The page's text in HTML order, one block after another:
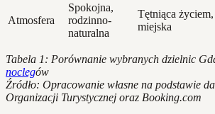
Atmosfera
Spokojna,
rodzinno-
naturalna
Tętniąca życiem,
miejska
Tabela 1: Porównanie wybranych dzielnic
noclegów
Źródło: Opracowanie własne na podstawie
Organizacji Turystycznej oraz Booking.com